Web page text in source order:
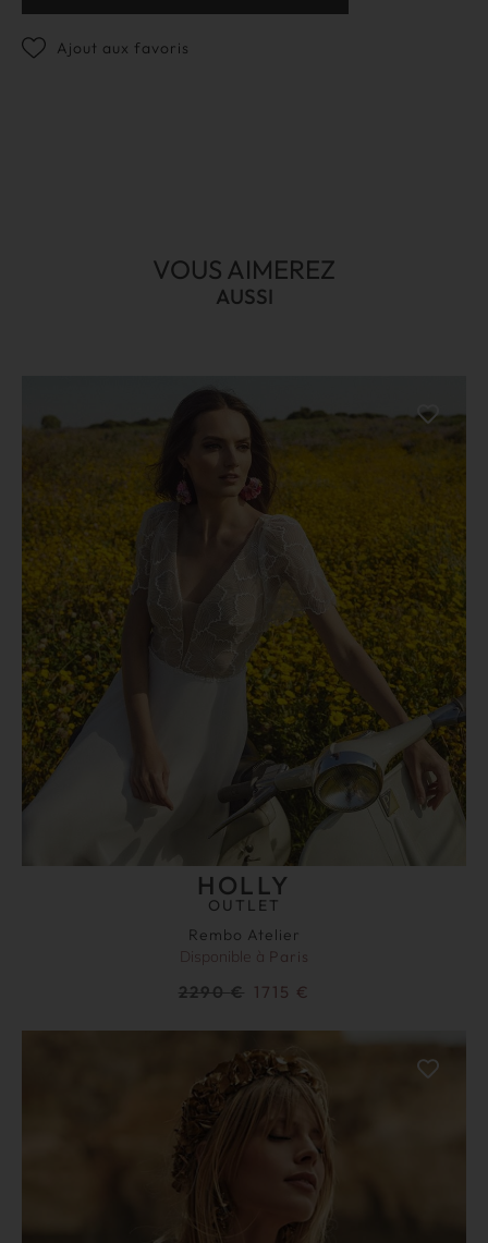
Ajout aux favoris
VOUS AIMEREZ
AUSSI
HOLLY
OUTLET
Rembo Atelier
Disponible à Paris
2290€ 1715 €